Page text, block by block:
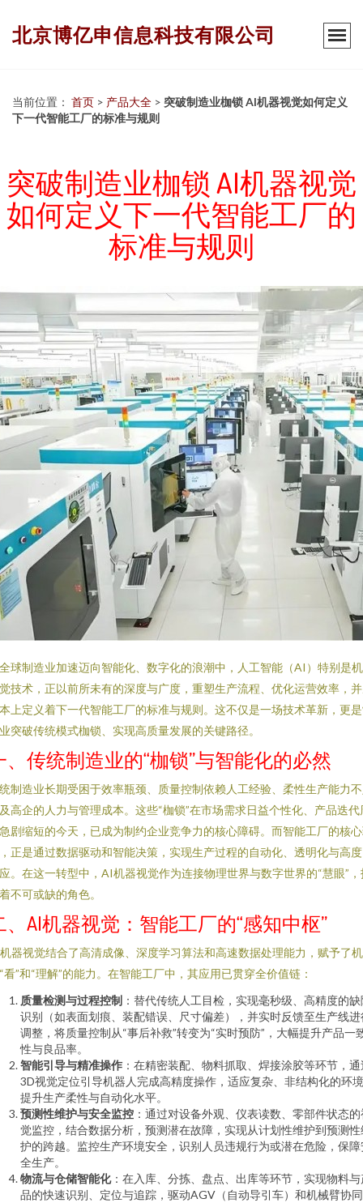
北京博亿申信息科技有限公司
当前位置： 首页 > 产品大全 > 突破制造业枷锁 AI机器视觉如何定义
下一代智能工厂的标准与规则
突破制造业枷锁 AI机器视觉
如何定义下一代智能工厂的
标准与规则
球制造业加速迈向智能化、数字化的浪潮中，人工智能（AI）特别是
技术，正以前所未有的深度与广度，重塑生产流程、优化运营效率，
上定义着下一代智能工厂的标准与规则。这不仅是一场技术革新，更
突破传统模式枷锁、实现高质量发展的关键路径。
、传统制造业的“枷锁”与智能化的必然
制造业长期受困于效率瓶颈、质量控制依赖人工经验、柔性生产能力
高企的人力与管理成本。这些“枷锁”在市场需求日益个性化、产品迭代
剧缩短的今天，已成为制约企业竞争力的核心障碍。而智能工厂的核
正是通过数据驱动和智能决策，实现生产过程的自动化、透明化与高
。在这一转型中，AI机器视觉作为连接物理世界与数字世界的“慧眼”，
不可或缺的角色。
、AI机器视觉：智能工厂的“感知中枢”
器视觉结合了高清成像、深度学习算法和高速数据处理能力，赋予了机
看”和“理解”的能力。在智能工厂中，其应用已贯穿全价值链：
质量检测与过程控制 ：替代传统人工目检，实现毫秒级、高精度的
识别（如表面划痕、装配错误、尺寸偏差），并实时反馈至生产线进
调整，将质量控制从“事后补救”转变为“实时预防”，大幅提升产品一
性与良品率。
智能引导与精准操作 ：在精密装配、物料抓取、焊接涂胶等环节，
3D视觉定位引导机器人完成高精度操作，适应复杂、非结构化的环
提升生产柔性与自动化水平。
预测性维护与安全监控 ：通过对设备外观、仪表读数、零部件状态
觉监控，结合数据分析，预测潜在故障，实现从计划性维护到预测性
护的跨越。监控生产环境安全，识别人员违规行为或潜在危险，保障
全生产。
物流与仓储智能化：在入库、分拣、盘点、出库等环节，实现物料与
品的快速识别、定位与追踪，驱动AGV（自动导引车）和机械臂协